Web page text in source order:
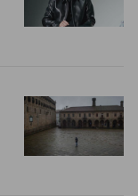
式提供正式申报
。
版）编辑部评选
业，依然可能进入